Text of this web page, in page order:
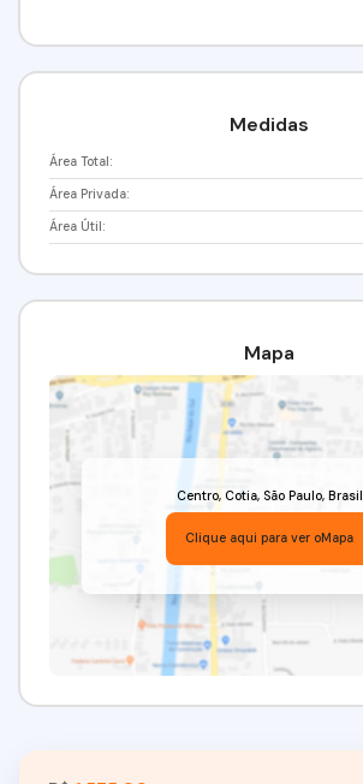
Medidas
Área Total:
Área Privada:
Área Útil:
Mapa
Centro, Cotia, São Paulo, Brasil
Clique aqui para ver oMapa